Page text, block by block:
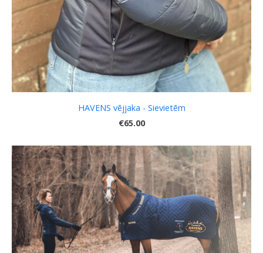
HAVENS vējjaka - Sievietēm
€65.00